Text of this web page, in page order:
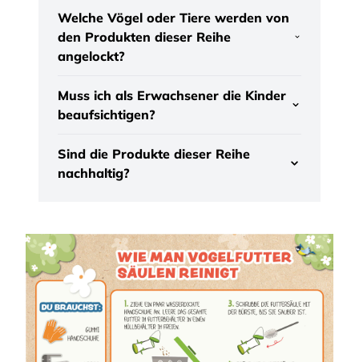
Welche Vögel oder Tiere werden von
den Produkten dieser Reihe
angelockt?
Muss ich als Erwachsener die Kinder
beaufsichtigen?
Sind die Produkte dieser Reihe
nachhaltig?